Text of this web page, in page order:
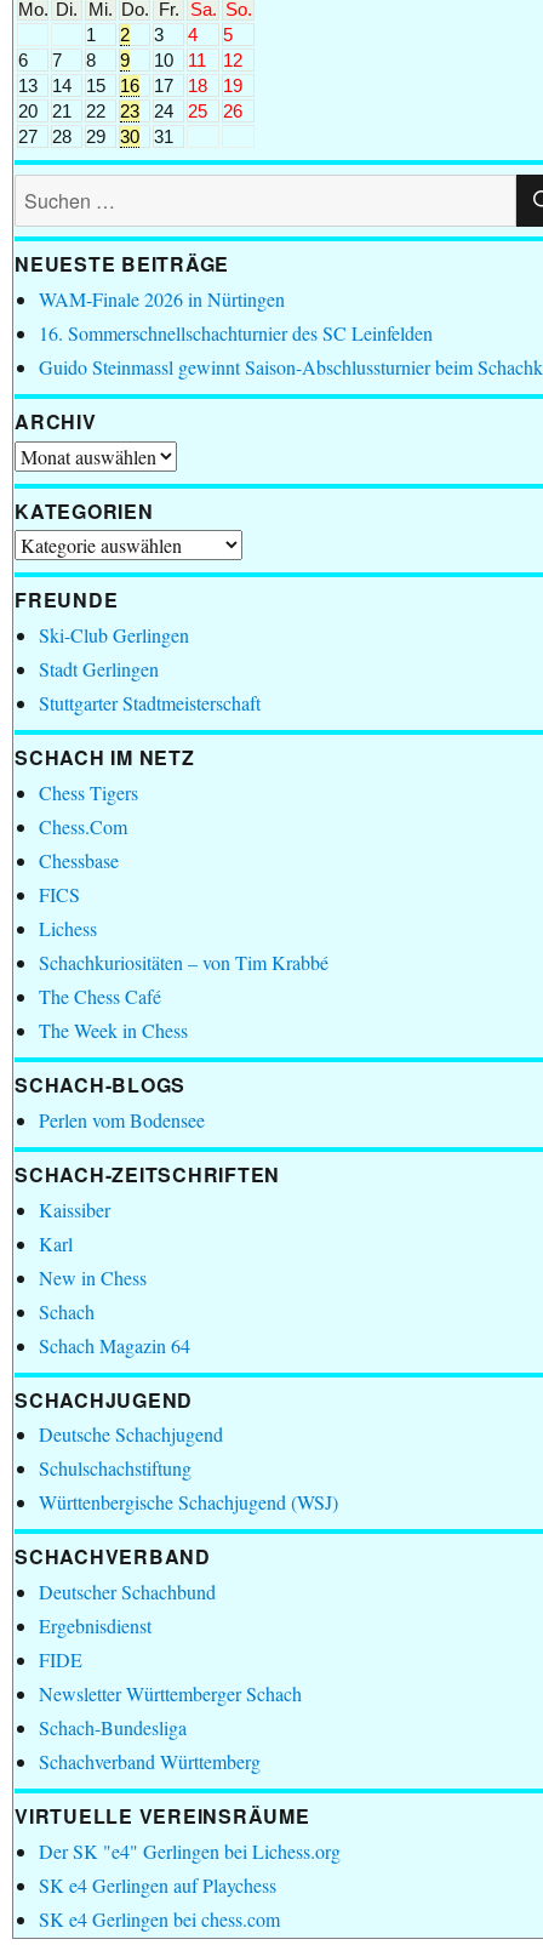
Mo. Di. Mi. Do. Fr. Sa. So.
1
2 3 4
5
6
7 8 9 10 11
12
13
14 15 16 17 18
19
20
21 22 23 24 25
26
27
28 29 30 31
Suchen
nach:
NEUESTE BEITRÄGE
WAM-Finale 2026 in Nürtingen
16. Sommerschnellschachturnier des SC Leinfelden
Guido Steinmassl gewinnt Saison-Abschlussturnier beim
ARCHIV
Archiv
KATEGORIEN
Kategorien
FREUNDE
Ski-Club Gerlingen
Stadt Gerlingen
Stuttgarter Stadtmeisterschaft
SCHACH IM NETZ
Chess Tigers
Chess.Com
Chessbase
FICS
Lichess
Schachkuriositäten – von Tim Krabbé
The Chess Café
The Week in Chess
SCHACH-BLOGS
Perlen vom Bodensee
SCHACH-ZEITSCHRIFTEN
Kaissiber
Karl
New in Chess
Schach
Schach Magazin 64
SCHACHJUGEND
Deutsche Schachjugend
Schulschachstiftung
Württenbergische Schachjugend (WSJ)
SCHACHVERBAND
Deutscher Schachbund
Ergebnisdienst
FIDE
Newsletter Württemberger Schach
Schach-Bundesliga
Schachverband Württemberg
VIRTUELLE VEREINSRÄUME
Der SK "e4" Gerlingen bei Lichess.org
SK e4 Gerlingen auf Playchess
SK e4 Gerlingen bei chess.com